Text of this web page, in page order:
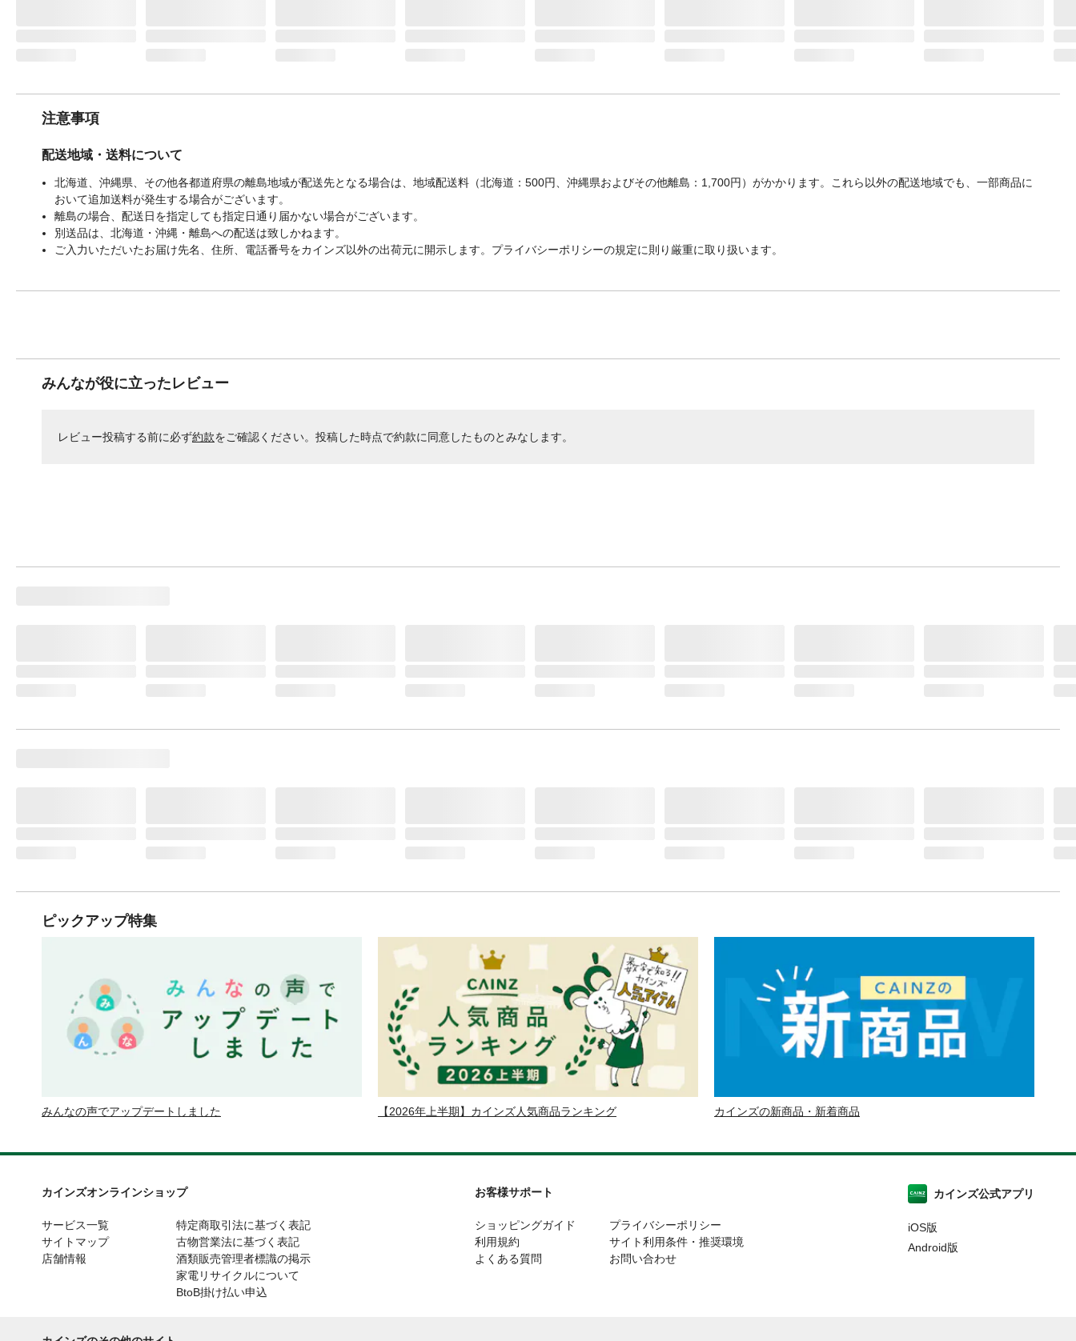
注意事項
配送地域・送料について
北海道、沖縄県、その他各都道府県の離島地域が配送先となる場合は、地域配送料（北海道：500円、沖縄県およびその他離島：1,700円）がかかります。これら以外の配送地域でも、一部商品に
おいて追加送料が発生する場合がございます。
離島の場合、配送日を指定しても指定日通り届かない場合がございます。
別送品は、北海道・沖縄・離島への配送は致しかねます。
ご入力いただいたお届け先名、住所、電話番号をカインズ以外の出荷元に開示します。プライバシーポリシーの規定に則り厳重に取り扱います。
みんなが役に立ったレビュー
レビュー投稿する前に必ず約款をご確認ください。投稿した時点で約款に同意したものとみなします。
ピックアップ特集
みんなの声でアップデートしました 【2026年上半期】カインズ人気商品ランキング カインズの新商品・新着商品
カインズオンラインショップ
サービス一覧
サイトマップ
店舗情報
特定商取引法に基づく表記
古物営業法に基づく表記
酒類販売管理者標識の掲示
家電リサイクルについて
BtoB掛け払い申込
お客様サポート
ショッピングガイド
利用規約
よくある質問
プライバシーポリシー
サイト利用条件・推奨環境
お問い合わせ
カインズ公式アプリ
iOS版
Android版